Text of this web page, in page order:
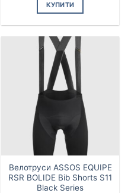
КУПИТИ
має
кілька
варіантів.
Параметри
можна
вибрати
сторінці
товару
Велотруси ASSOS EQUIPE
RSR BOLIDE Bib Shorts S11
Black Series